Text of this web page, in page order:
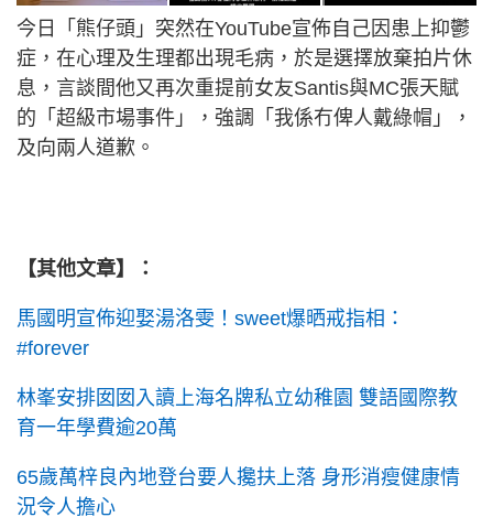
今日「熊仔頭」突然在YouTube宣佈自己因患上抑鬱
症，在心理及生理都出現毛病，於是選擇放棄拍片休
息，言談間他又再次重提前女友Santis與MC張天賦
的「超級市場事件」，強調「我係冇俾人戴綠帽」，
及向兩人道歉。
【其他文章】：
馬國明宣佈迎娶湯洛雯！sweet爆晒戒指相：
#forever
林峯安排囡囡入讀上海名牌私立幼稚園 雙語國際教
育一年學費逾20萬
65歲萬梓良內地登台要人攙扶上落 身形消瘦健康情
況令人擔心